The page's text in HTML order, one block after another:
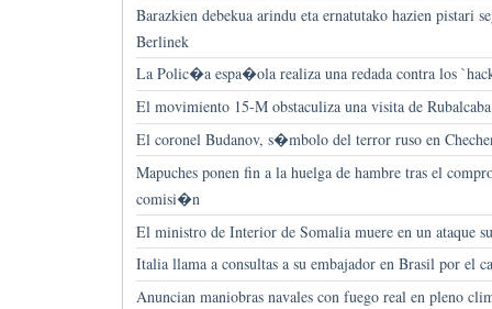
Barazkien debekua arindu eta ernatutako hazien pistari
Berlinek
La Polic�a espa�ola realiza una redada contra los
El movimiento 15-M obstaculiza una visita de
El coronel Budanov, s�mbolo del terror ruso en
Mapuches ponen fin a la huelga de hambre tras el
comisi�n
El ministro de Interior de Somalia muere en un ataque
Italia llama a consultas a su embajador en Brasil por el
Anuncian maniobras navales con fuego real en pleno